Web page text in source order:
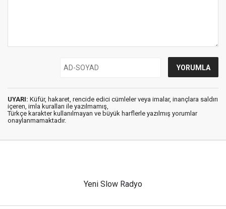
UYARI: Küfür, hakaret, rencide edici cümleler veya imalar, inançlara saldırı
içeren, imla kuralları ile yazılmamış,
Türkçe karakter kullanılmayan ve büyük harflerle yazılmış yorumlar
onaylanmamaktadır.
Yeni Slow Radyo